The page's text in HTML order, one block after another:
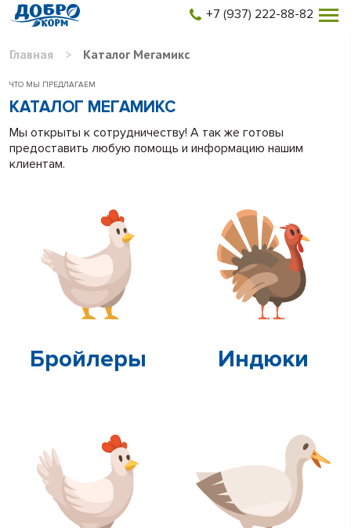
+7 (937) 222-88-82
Главная > Каталог Мегамикс
ЧТО МЫ ПРЕДЛАГАЕМ
КАТАЛОГ МЕГАМИКС
Мы открыты к сотрудничеству! А так же готовы
предоставить любую помощь и информацию нашим
клиентам.
Бройлеры Индюки